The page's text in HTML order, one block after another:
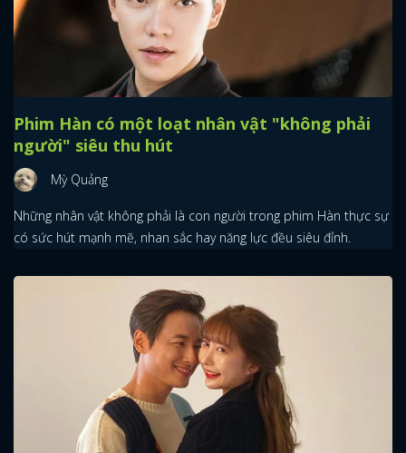
Phim Hàn có một loạt nhân vật "không phải
người" siêu thu hút
Mỳ Quảng
Những nhân vật không phải là con người trong phim Hàn thực sự
có sức hút mạnh mẽ, nhan sắc hay năng lực đều siêu đỉnh.